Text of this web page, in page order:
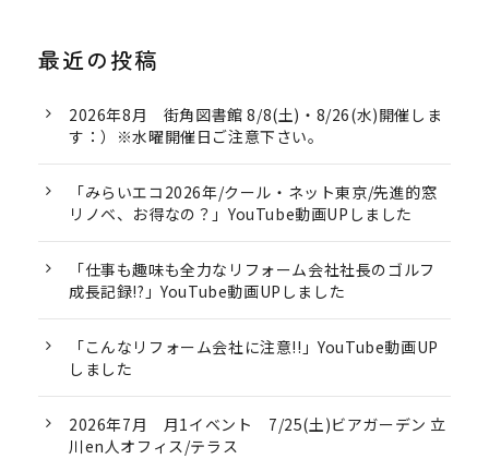
最近の投稿
2026年8月 街角図書館 8/8(土)・8/26(水)開催しま
す：）※水曜開催日ご注意下さい。
「みらいエコ2026年/クール・ネット東京/先進的窓
リノベ、お得なの？」YouTube動画UPしました
「仕事も趣味も全力なリフォーム会社社長のゴルフ
成長記録!?」YouTube動画UPしました
「こんなリフォーム会社に注意!!」YouTube動画UP
しました
2026年7月 月1イベント 7/25(土)ビアガーデン 立
川en人オフィス/テラス